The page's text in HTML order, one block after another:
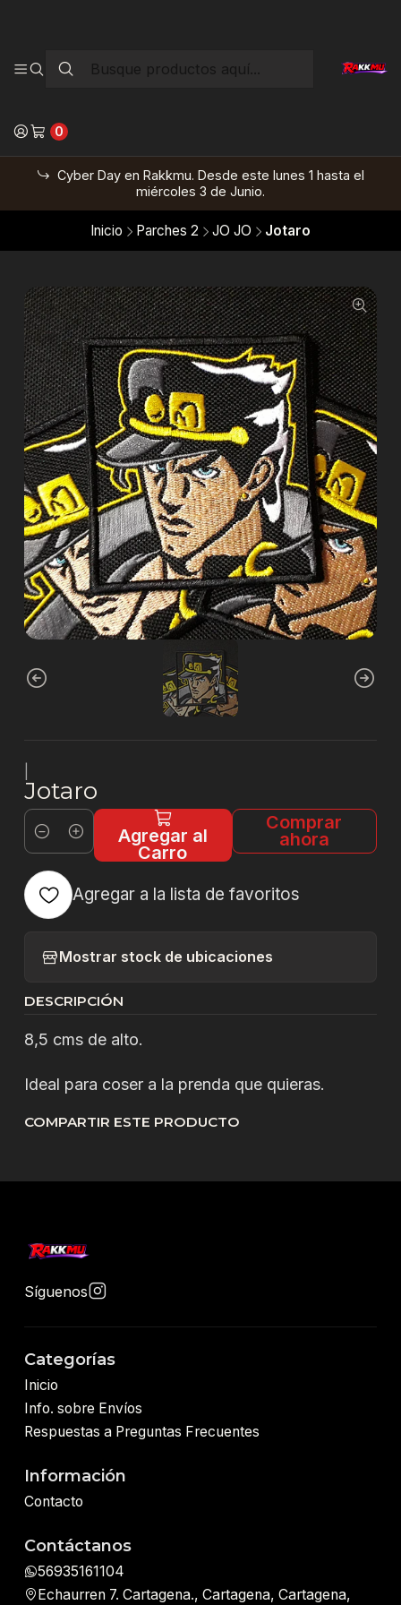
0
Cyber Day en Rakkmu. Desde este lunes 1 hasta el
miércoles 3 de Junio.
Inicio Parches 2 JO JO Jotaro
Jotaro
Cantidad Agregar al
Carro
Comprar
ahora
Agregar a la lista de favoritos
Mostrar stock de ubicaciones
DESCRIPCIÓN
8,5 cms de alto.
Ideal para coser a la prenda que quieras.
COMPARTIR ESTE PRODUCTO
Síguenos
Categorías
Inicio
Info. sobre Envíos
Respuestas a Preguntas Frecuentes
Información
Contacto
Contáctanos
56935161104
Echaurren 7. Cartagena., Cartagena, Cartagena,